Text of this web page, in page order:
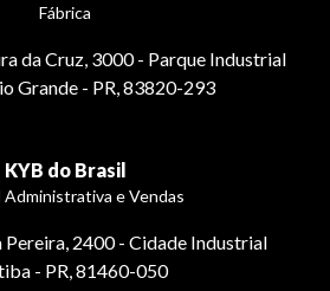
Fábrica
da Cruz, 3000 - Parque Industrial
Grande - PR, 83820-293
KYB do Brasil
e Vendas
Pereira, 2400 - Cidade Industrial
- PR, 81460-050